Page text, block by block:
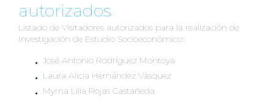
autorizados
Listado de Visitadores autorizados para la realización de
Investigación de Estudio Socioeconómico:
José Antonio Rodríguez Montoya
Laura Alicia Hernández Vásquez
Myrna Lilia Rojas Castañeda